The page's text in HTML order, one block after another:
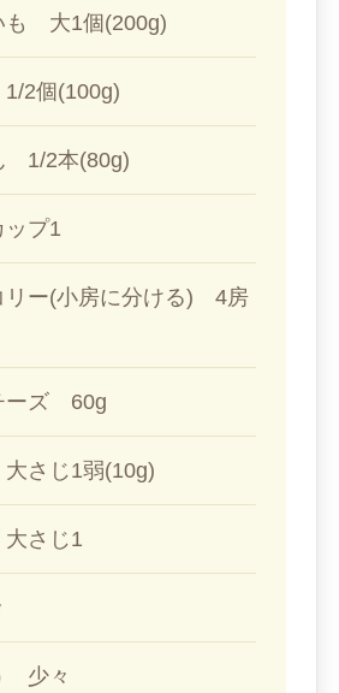
も 大1個(200g)
2個(100g)
1/2本(80g)
プ1
リー(小房に分ける) 4房
ーズ 60g
さじ1弱(10g)
さじ1
少々